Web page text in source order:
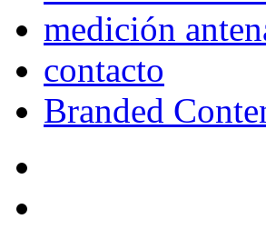
medición
contacto
Branded